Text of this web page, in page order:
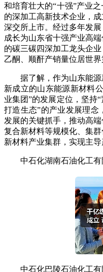
和培育壮大的“十强”产业
的深加工高新技术企业，成
深交所上市。经过多年发
成长为山东省十强产业高
的碳三碳四深加工龙头企
乙酮、顺酐产销量位居世界
据了解，作为山东能
新成立的山东能源新材料
业集团”的发展定位，坚持
打造生态”的产业发展理
发展的关键抓手，推动高
复合新材料等规模化、集
新材料产业集群，实现主
中石化湖南石油化工有
中石化巴陵石油化工